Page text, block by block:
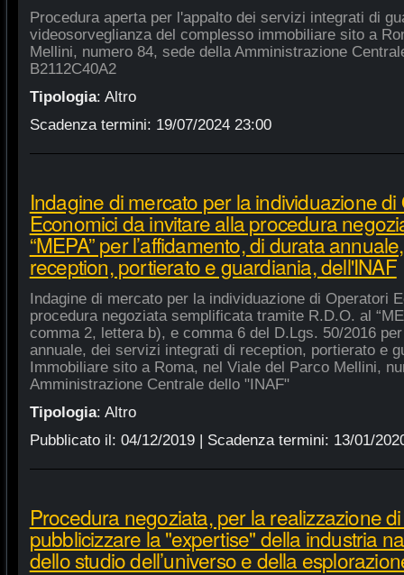
Procedura aperta per l'appalto dei servizi integrati di
videosorveglianza del complesso immobiliare sito a
Mellini, numero 84, sede della Amministrazione
B2112C40A2
Tipologia: Altro
Scadenza termini: 19/07/2024 23:00
Indagine di mercato per la individuazione
Economici da invitare alla procedura
“MEPA” per l’affidamento, di durata
reception, portierato e guardiania, dell'INAF
Indagine di mercato per la individuazione di Operatori
procedura negoziata semplificata tramite R.D.O. al
comma 2, lettera b), e comma 6 del D.Lgs. 50/2016
annuale, dei servizi integrati di reception, portierato e
Immobiliare sito a Roma, nel Viale del Parco Mellini,
Amministrazione Centrale dello "INAF"
Tipologia: Altro
Pubblicato il: 04/12/2019| Scadenza termini: 13/01/
Procedura negoziata, per la realizzazione
pubblicizzare la "expertise" della industria
dello studio dell’universo e della